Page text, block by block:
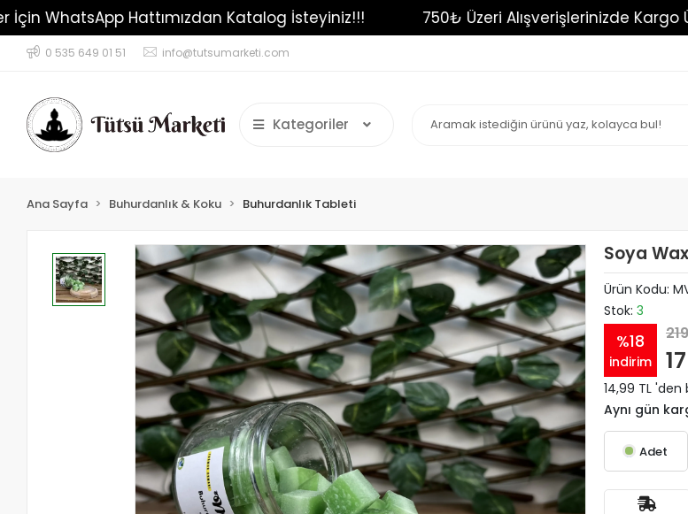
İçin WhatsApp Hattımızdan Katalog İsteyiniz!!! 750₺ Üzeri
0 535 649 01 51 info@tutsumarketi.com
Kategoriler
Ana Sayfa Buhurdanlık & Koku Buhurdanlık Tableti
Soya
Ürün Kodu:
Stok: 3
%18
indirim
14,99 TL
Aynı gün
Adet